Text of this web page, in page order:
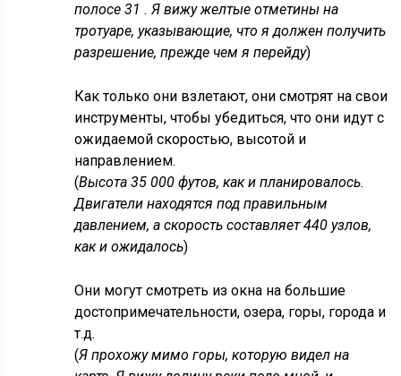
полосе 31 . Я вижу желтые отметины на
тротуаре, указывающие, что я должен получить
разрешение, прежде чем я перейду)
Как только они взлетают, они смотрят на свои
инструменты, чтобы убедиться, что они идут с
ожидаемой скоростью, высотой и
направлением.
(Высота 35 000 футов, как и планировалось.
Двигатели находятся под правильным
давлением, а скорость составляет 440 узлов,
как и ожидалось)
Они могут смотреть из окна на большие
достопримечательности, озера, горы, города и
т.д.
(Я прохожу мимо горы, которую видел на